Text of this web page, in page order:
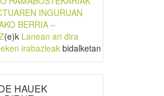
INGURUAN
BERRIA –
(e)k Lanean ari dira
irabazleakbidalketan
HAUEK